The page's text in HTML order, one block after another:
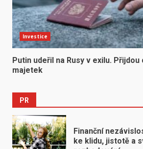
Investice
Putin udeřil na Rusy v exilu. Přijdou
majetek
PR
Finanční
ke klidu, jistotě a